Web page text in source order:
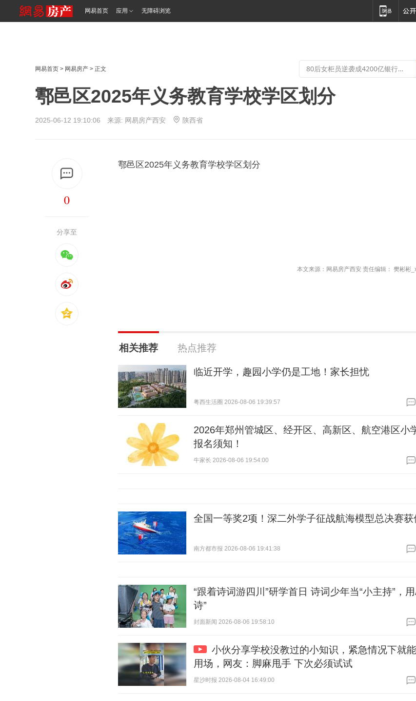
网易首页 应用 无障碍浏览
网易首页 > 网易房产 > 正文
鄠邑区2025年义务教育学校学区划分
2025-06-12 19:10:06 来源: 网易房产西安 陕西省
0
分享至
鄠邑区2025年义务教育学校学区划分
本文来源：网易房产西安 责任编辑： 樊彬彬
相关推荐 热点推荐
临近开学，趣园小学仍是工地！家长担忧
粤西生活圈 2026-08-06 19:39:57
2026年郑州管城区、经开区、高新区、航空港区小
报名须知！
牛家长 2026-08-06 19:54:00
全国一等奖2项！深二外学子征战航海模型总决赛获
南方都市报 2026-08-06 19:41:38
“跟着诗词游四川”研学首日 诗词少年当“小主持”，
诗”
封面新闻 2026-08-06 19:58:10
小伙分享学校没教过的小知识，紧急情况下就
用场，网友：脚麻甩手 下次必须试试
星沙时报 2026-08-04 16:49:00